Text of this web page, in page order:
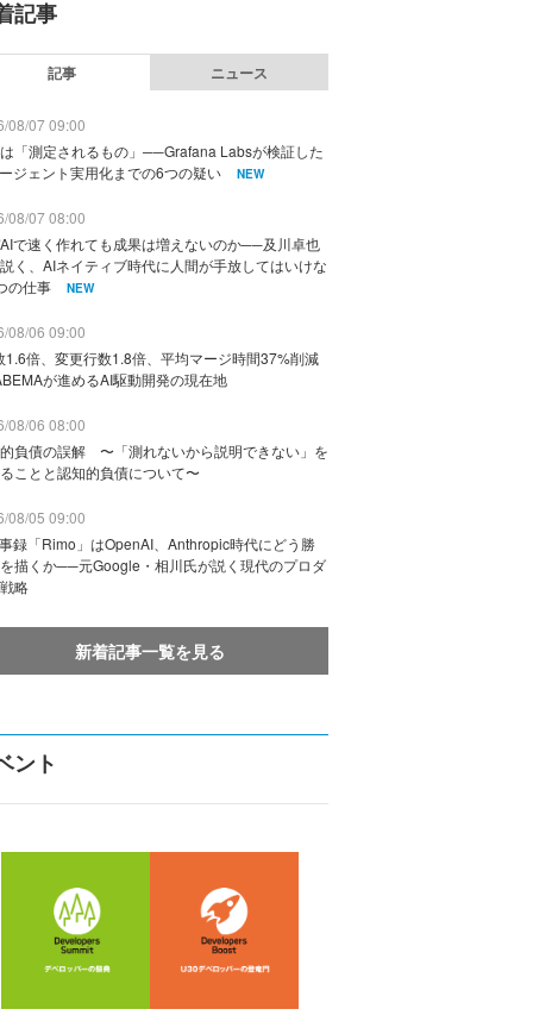
記事
記事 ニュース
08/07 09:00
「測定されるもの」──Grafana Labsが検証した
ジェント実用化までの6つの疑い
NEW
08/07 08:00
で速く作れても成果は増えないのか──及川卓也
く、AIネイティブ時代に人間が手放してはいけな
の仕事
NEW
08/06 09:00
1.6倍、変更行数1.8倍、平均マージ時間37%削減
が進めるAI駆動開発の現在地
08/06 08:00
負債の誤解 〜「測れないから説明できない」を
ことと認知的負債について〜
08/05 09:00
録「Rimo」はOpenAI、Anthropic時代にどう勝
描くか──元Google・相川氏が説く現代のプロダ
略
新着記事一覧を見る
ント